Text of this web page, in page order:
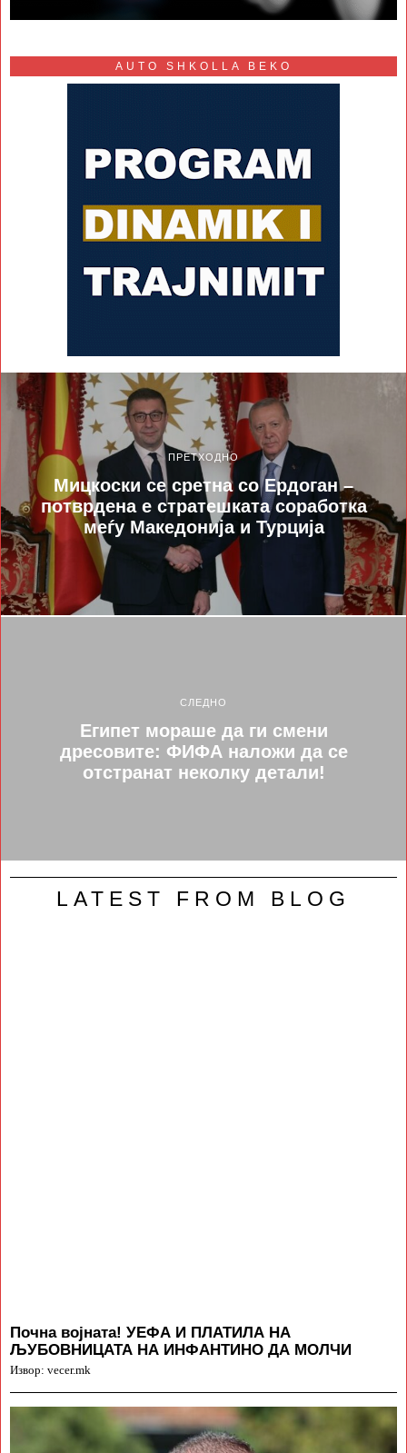
AUTO SHKOLLA BEKO
ПРЕТХОДНО
Мицкоски се сретна со Ердоган –
потврдена е стратешката соработка
меѓу Македонија и Турција
СЛЕДНО
Египет мораше да ги смени
дресовите: ФИФА наложи да се
отстранат неколку детали!
LATEST FROM BLOG
Почна војната! УЕФА И ПЛАТИЛА НА
ЉУБОВНИЦАТА НА ИНФАНТИНО ДА МОЛЧИ
Извор: vecer.mk